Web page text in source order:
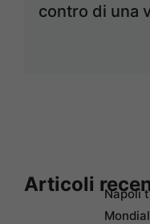
contro di una
Articoli
Napoli